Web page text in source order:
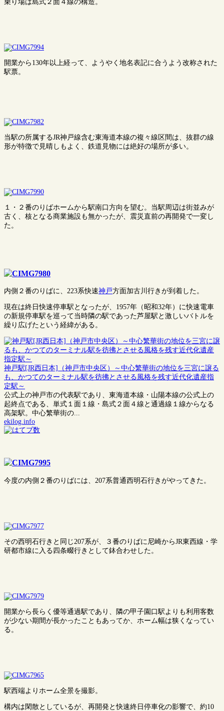
乗り場は島式２面４線の構造。
開業から130年以上経って、ようやく地名表記に合うよう改称された
駅票。
当駅の所属するJR神戸線含む東海道本線の複々線区間は、抜群の線
形が特徴で見晴しもよく、鉄道見物には絶好の場所が多い。
１・２番のりばホームから駅南口方向を望む。当駅周辺は街並みが
古く、核となる商業施設も無かったが、震災直前の再開発で一変し
た。
内側２番のりばに、223系快速神戸方面加古川行きが到着した。
現在は終日快速停車駅となったが、1957年（昭和32年）に快速電車
の新規停車駅を巡って当時隣の駅であった芦屋駅と激しいバトルを
繰り広げたという経緯がある。
神戸駅[JR西日本]（神戸市中央区）～中心繁華街の地位を三宮に譲る
も、かつてのターミナル駅を彷彿とさせる風格を残す近代化遺産指
定駅～
公式上の神戸市の代表駅であり、東海道本線・山陽本線の公式上の
起終点である、単式１面１線・島式２面４線と通過線１線からなる
高架駅。中心繁華街の...
ekilog.info
今度の内側２番のりばには、207系普通西明石行きがやってきた。
その西明石行きと同じ207系が、３番のりばに尼崎からJR東西線・学
研都市線に入る四条畷行きとして鉢合わせした。
開業から長らく優等通過駅であり、隣の甲子園口駅よりも利用客数
が少ない期間が長かったこともあってか、ホーム幅は狭くなってい
る。
駅西端よりホーム全景を撮影。
構内は閑散としているが、再開発と快速終日停車化の影響で、約10